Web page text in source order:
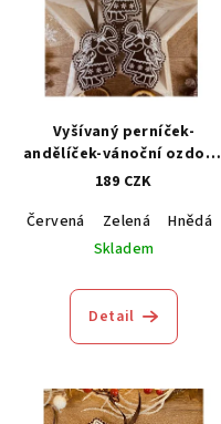
Vyšívaný perníček-
andělíček-vánoční ozdoba
1kus
189 CZK
Červená
Zelená Hnědá
Skladem
Detail